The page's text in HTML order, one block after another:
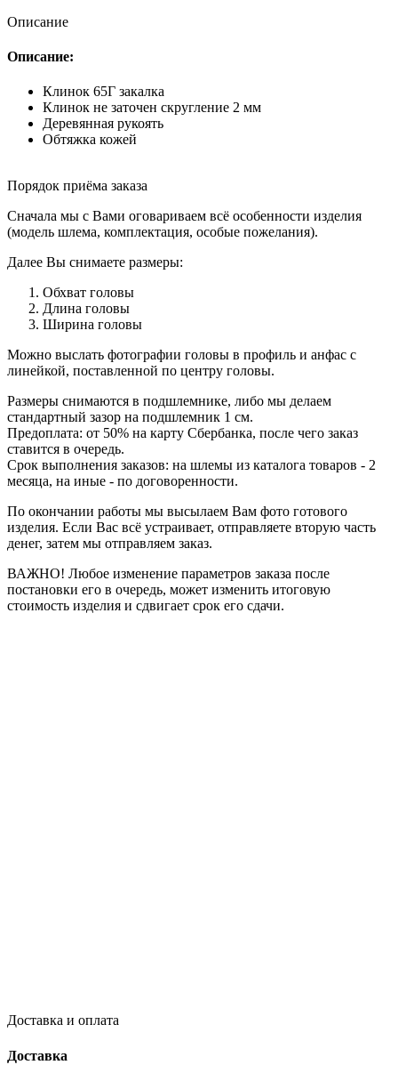
Описание
Описание:
Клинок 65Г закалка
Клинок не заточен скругление 2 мм
Деревянная рукоять
Обтяжка кожей
Порядок приёма заказа
Сначала мы с Вами оговариваем всё особенности изделия
(модель шлема, комплектация, особые пожелания).
Далее Вы снимаете размеры:
Обхват головы
Длина головы
Ширина головы
Можно выслать фотографии головы в профиль и анфас с
линейкой, поставленной по центру головы.
Размеры снимаются в подшлемнике, либо мы делаем
стандартный зазор на подшлемник 1 см.
Предоплата: от 50% на карту Сбербанка, после чего заказ
ставится в очередь.
Срок выполнения заказов: на шлемы из каталога товаров - 2
месяца, на иные - по договоренности.
По окончании работы мы высылаем Вам фото готового
изделия. Если Вас всё устраивает, отправляете вторую часть
денег, затем мы отправляем заказ.
ВАЖНО! Любое изменение параметров заказа после
постановки его в очередь, может изменить итоговую
стоимость изделия и сдвигает срок его сдачи.
Доставка и оплата
Доставка